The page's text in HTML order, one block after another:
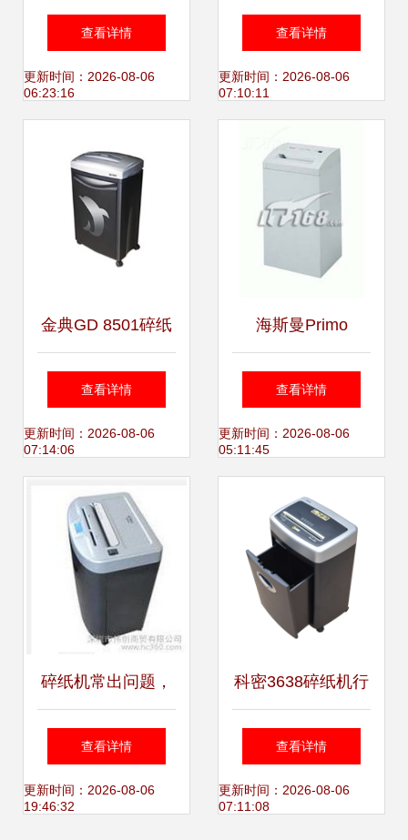
安全的精致守护者
查看详情
更新时间：2026-08-06
06:23:16
理 轻松解锁的正解
方案
查看详情
更新时间：2026-08-06
07:10:11
金典GD 8501碎纸
机 高效安全，办公
必备利器
查看详情
更新时间：2026-08-06
07:14:06
海斯曼Primo
2600C6碎纸机 功
能实测与IT168价
查看详情
更新时间：2026-08-06
05:11:45
碎纸机常出问题，
手进安全？图解防
夹技术与保护机制
查看详情
更新时间：2026-08-06
19:46:32
科密3638碎纸机行
情报价与全面评测
查看详情
更新时间：2026-08-06
07:11:08